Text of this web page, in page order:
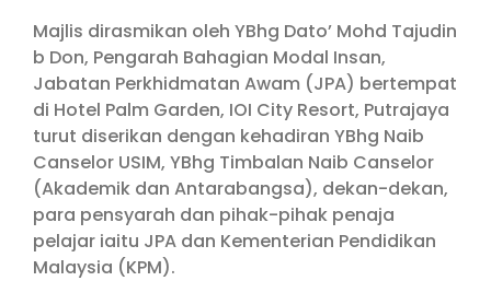
Majlis dirasmikan oleh YBhg Dato’ Mohd Tajudin
b Don, Pengarah Bahagian Modal Insan,
Jabatan Perkhidmatan Awam (JPA) bertempat
di Hotel Palm Garden, IOI City Resort, Putrajaya
turut diserikan dengan kehadiran YBhg Naib
Canselor USIM, YBhg Timbalan Naib Canselor
(Akademik dan Antarabangsa), dekan-dekan,
para pensyarah dan pihak-pihak penaja
pelajar iaitu JPA dan Kementerian Pendidikan
Malaysia (KPM).